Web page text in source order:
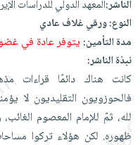
على
Android
تحميل
iKitab
Apple
على
Apple
جوائزالعناية
الشخصية
العناية
وتصفيف
العناية
بالجسم
والسفرة
جديد
الكل
أواني
الطهي
أدوات
متجر
الهدايا
أقسام
الناشر:المعهد الدولي للدراسات
النوع:ورقي غلاف عادي
مدة التأمين:يتوفر عادة في
نبذة الناشر:
كانت هناك دائمًا قراءات
فالحوزويون التقليديون لا
لله، ثمّ للإمام المعصوم
ظهوره. لكن هؤلاء تركوا